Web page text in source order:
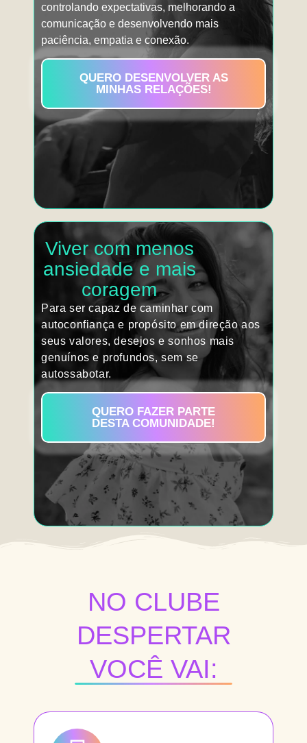
controlando expectativas, melhorando a
comunicação e desenvolvendo mais
paciência, empatia e conexão.
QUERO DESENVOLVER AS
MINHAS RELAÇÕES!
Viver com menos
ansiedade e mais
coragem
Para ser capaz de caminhar com
autoconfiança e propósito em direção aos
seus valores, desejos e sonhos mais
genuínos e profundos, sem se
autossabotar.
QUERO FAZER PARTE
DESTA COMUNIDADE!
NO CLUBE
DESPERTAR
VOCÊ VAI: